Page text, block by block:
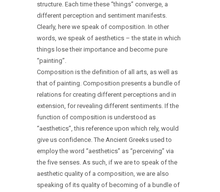
structure. Each time these “things” converge, a
different perception and sentiment manifests.
Clearly, here we speak of composition. In other
words, we speak of aesthetics – the state in which
things lose their importance and become pure
“painting”.
Composition is the definition of all arts, as well as
that of painting. Composition presents a bundle of
relations for creating different perceptions and in
extension, for revealing different sentiments. If the
function of composition is understood as
“aesthetics”, this reference upon which rely, would
give us confidence. The Ancient Greeks used to
employ the word “aesthetics” as “perceiving” via
the five senses. As such, if we are to speak of the
aesthetic quality of a composition, we are also
speaking of its quality of becoming of a bundle of